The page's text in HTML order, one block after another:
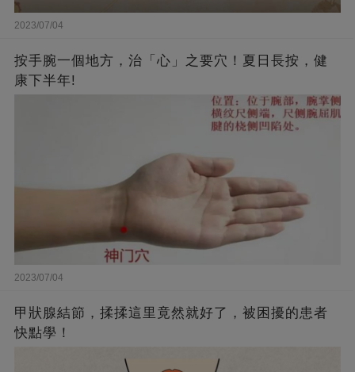
2023/07/04
按手腕一個地方，治「心」之要穴！夏日長按，健
康下半年!
2023/07/04
甲狀腺結節，揉揉這里竟然就好了，被困擾的患者
快點學！